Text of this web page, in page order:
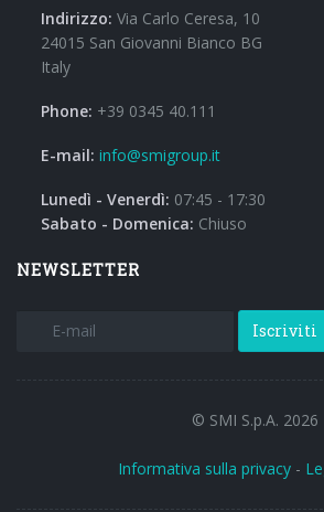
Indirizzo: Via Carlo Ceresa, 10
24015 San Giovanni Bianco BG
Italy
Phone: +39 0345 40.111
E-mail: info@smigroup.it
Lunedì - Venerdì: 07:45 - 17:30
Sabato - Domenica: Chiuso
NEWSLETTER
Iscriviti
© SMI S.p.A. 2026
Informativa sulla privacy -